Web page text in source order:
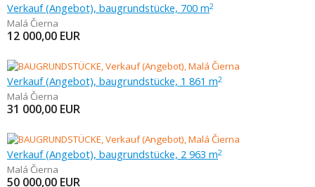
Verkauf (Angebot), baugrundstücke, 700 m2
Malá Čierna
12 000,00 EUR
Verkauf (Angebot), baugrundstücke, 1 861 m2
Malá Čierna
31 000,00 EUR
Verkauf (Angebot), baugrundstücke, 2 963 m2
Malá Čierna
50 000,00 EUR